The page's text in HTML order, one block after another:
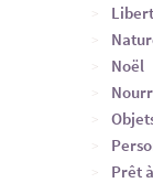
Noël
Prêt